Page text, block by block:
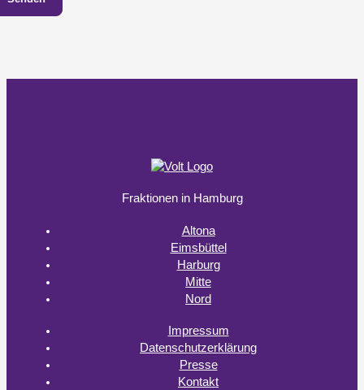
Fraktionen in Hamburg
Altona
Eimsbüttel
Harburg
Mitte
Nord
Impressum
Datenschutzerklärung
Presse
Kontakt